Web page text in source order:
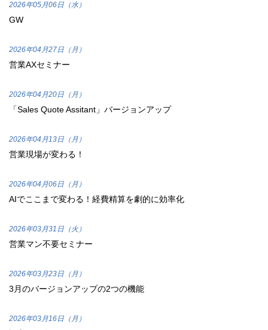
2026年05月06日（水）
GW
2026年04月27日（月）
営業AXセミナー
2026年04月20日（月）
「Sales Quote Assitant」バージョンアップ
2026年04月13日（月）
営業現場が変わる！
2026年04月06日（月）
AIでここまで変わる！経費精算を劇的に効率化
2026年03月31日（火）
営業マン不要セミナー
2026年03月23日（月）
3月のバージョンアップの2つの機能
2026年03月16日（月）